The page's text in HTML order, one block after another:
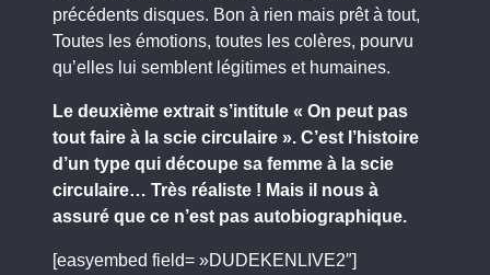
précédents disques. Bon à rien mais prêt à tout,
Toutes les émotions, toutes les colères, pourvu
qu’elles lui semblent légitimes et humaines.
Le deuxième extrait s’intitule « On peut pas
tout faire à la scie circulaire ». C’est l’histoire
d’un type qui découpe sa femme à la scie
circulaire… Très réaliste ! Mais il nous à
assuré que ce n’est pas autobiographique.
[easyembed field= »DUDEKENLIVE2″]